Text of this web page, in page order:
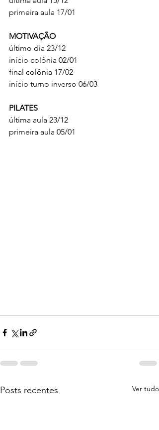
primeira aula 17/01
MOTIVAÇÃO
último dia 23/12
início colônia 02/01
final colônia 17/02
início turno inverso 06/03
PILATES
última aula 23/12
primeira aula 05/01
Posts recentes Ver tudo